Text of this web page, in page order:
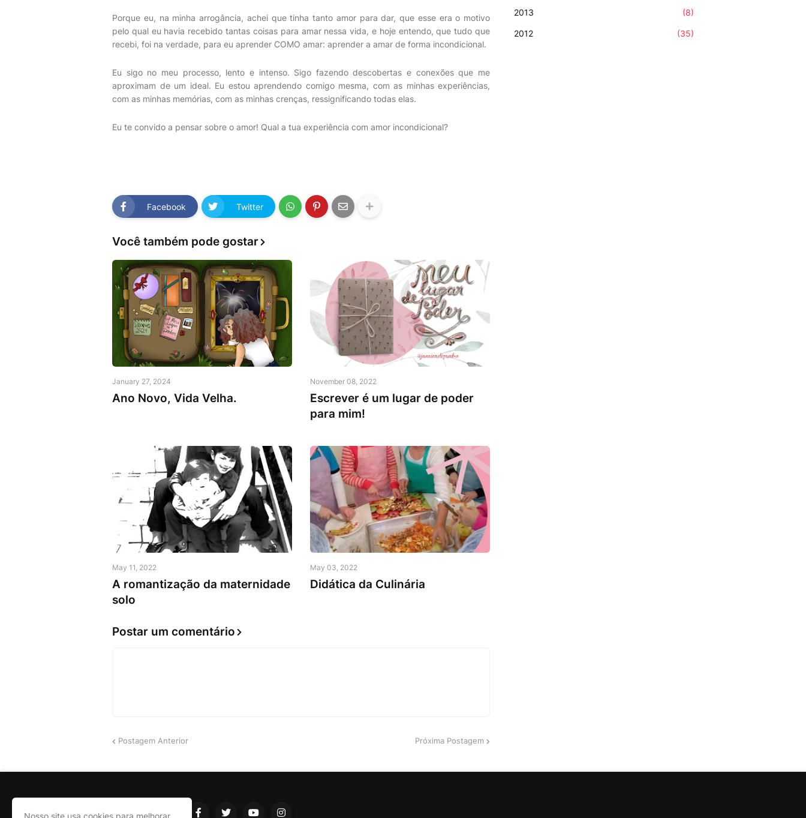
Porque eu, na minha arrogância, achei que tinha tanto amor para dar, que esse era o motivo
pelo qual eu havia recebido tantas coisas para amar nessa vida, e hoje entendo, que tudo que
recebi, foi na verdade, para eu aprender COMO amar: aprender a amar de forma incondicional.
Eu sigo no meu processo, lento e intenso. Sigo fazendo descobertas e conexões que me
aproximam de um ideal. Eu estou aprendendo comigo mesma, com as minhas experiências,
com as minhas memórias, com as minhas crenças, ressignificando todas elas.
Eu te convido a pensar sobre o amor! Qual a tua experiência com amor incondicional?
Facebook Twitter
Você também pode gostar
January 27, 2024
Ano Novo, Vida Velha.
November 08, 2022
Escrever é um lugar de poder
para mim!
May 11, 2022
A romantização da maternidade
solo
May 03, 2022
Didática da Culinária
Postar um comentário
Postagem Anterior Próxima Postagem
2013 (8)
2012 (35)
Nosso site usa cookies para melhorar